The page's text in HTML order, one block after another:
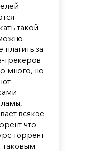
такой
платить за
трекеров
много, но
всякое
что-
торрент
таковым.